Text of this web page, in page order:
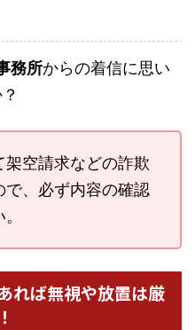
務所からの着信に思い
空請求などの詐欺
、必ず内容の確認
れば無視や放置は厳